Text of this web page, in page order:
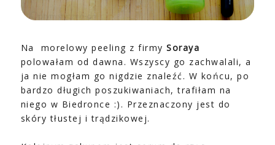
Na morelowy peeling z firmySoraya
polowałam od dawna. Wszyscy go zachwalali, a
ja nie mogłam go nigdzie znaleźć. W końcu, po
bardzo długich poszukiwaniach, trafiłam na
niego w Biedronce :). Przeznaczony jest do
skóry tłustej i trądzikowej.